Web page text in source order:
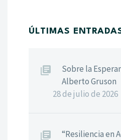
ÚLTIMAS
Sobre la
Alberto Gruson
28 de julio de 2026
“Resiliencia en